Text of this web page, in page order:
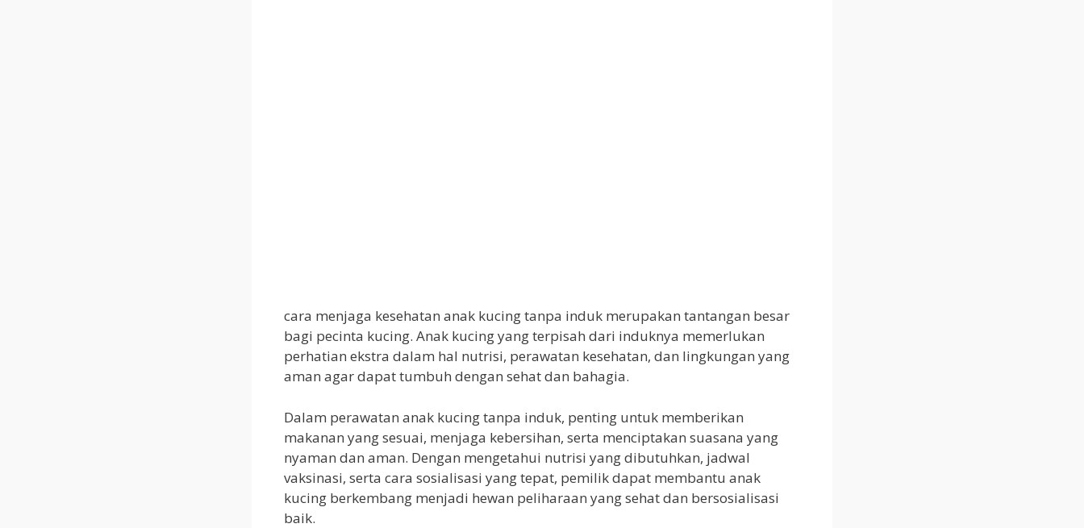
cara menjaga kesehatan anak kucing tanpa induk merupakan tantangan besar
bagi pecinta kucing. Anak kucing yang terpisah dari induknya memerlukan
perhatian ekstra dalam hal nutrisi, perawatan kesehatan, dan lingkungan yang
aman agar dapat tumbuh dengan sehat dan bahagia.
Dalam perawatan anak kucing tanpa induk, penting untuk memberikan
makanan yang sesuai, menjaga kebersihan, serta menciptakan suasana yang
nyaman dan aman. Dengan mengetahui nutrisi yang dibutuhkan, jadwal
vaksinasi, serta cara sosialisasi yang tepat, pemilik dapat membantu anak
kucing berkembang menjadi hewan peliharaan yang sehat dan bersosialisasi
baik.